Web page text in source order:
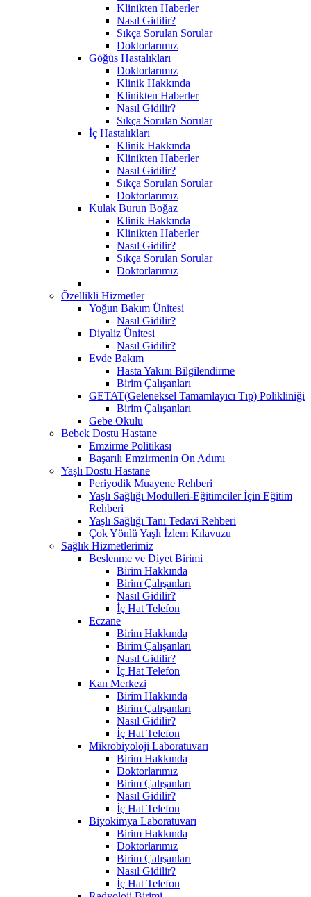
Klinikten Haberler
Nasıl Gidilir?
Sıkça Sorulan Sorular
Doktorlarımız
Göğüs Hastalıkları
Doktorlarımız
Klinik Hakkında
Klinikten Haberler
Nasıl Gidilir?
Sıkça Sorulan Sorular
İç Hastalıkları
Klinik Hakkında
Klinikten Haberler
Nasıl Gidilir?
Sıkça Sorulan Sorular
Doktorlarımız
Kulak Burun Boğaz
Klinik Hakkında
Klinikten Haberler
Nasıl Gidilir?
Sıkça Sorulan Sorular
Doktorlarımız
Özellikli Hizmetler
Yoğun Bakım Ünitesi
Nasıl Gidilir?
Diyaliz Ünitesi
Nasıl Gidilir?
Evde Bakım
Hasta Yakını Bilgilendirme
Birim Çalışanları
GETAT(Geleneksel Tamamlayıcı Tıp) Polikliniği
Birim Çalışanları
Gebe Okulu
Bebek Dostu Hastane
Emzirme Politikası
Başarılı Emzirmenin On Adımı
Yaşlı Dostu Hastane
Periyodik Muayene Rehberi
Yaşlı Sağlığı Modülleri-Eğitimciler İçin Eğitim
Rehberi
Yaşlı Sağlığı Tanı Tedavi Rehberi
Çok Yönlü Yaşlı İzlem Kılavuzu
Sağlık Hizmetlerimiz
Beslenme ve Diyet Birimi
Birim Hakkında
Birim Çalışanları
Nasıl Gidilir?
İç Hat Telefon
Eczane
Birim Hakkında
Birim Çalışanları
Nasıl Gidilir?
İç Hat Telefon
Kan Merkezi
Birim Hakkında
Birim Çalışanları
Nasıl Gidilir?
İç Hat Telefon
Mikrobiyoloji Laboratuvarı
Birim Hakkında
Doktorlarımız
Birim Çalışanları
Nasıl Gidilir?
İç Hat Telefon
Biyokimya Laboratuvarı
Birim Hakkında
Doktorlarımız
Birim Çalışanları
Nasıl Gidilir?
İç Hat Telefon